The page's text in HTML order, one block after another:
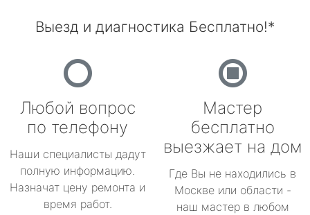
Выезд и диагностика Бесплатно!*
Любой вопрос
по телефону
Наши специалисты дадут
полную информацию.
Назначат цену ремонта и
время работ.
Мастер
бесплатно
выезжает на дом
Где Вы не находились в
Москве или области -
наш мастер в любом